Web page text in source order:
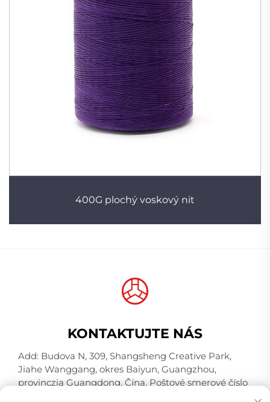
400G plochý voskový nit
KONTAKTUJTE NÁS
Add: Budova N, 309, Shangsheng Creative Park,
Jiahe Wanggang, okres Baiyun, Guangzhou,
provinczia Guangdong, Čína, Poštové smerové číslo